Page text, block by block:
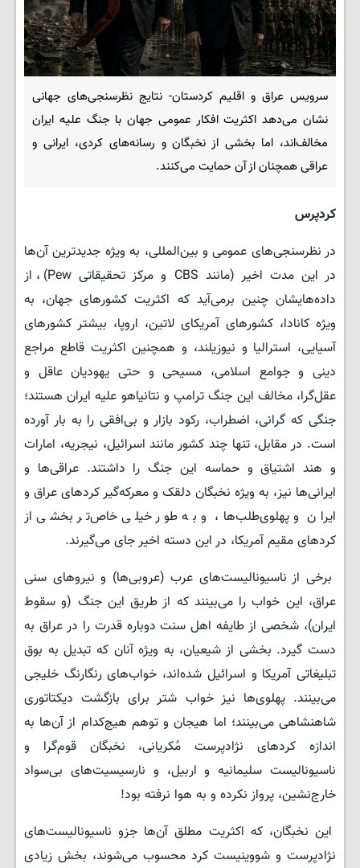
سرویس عراق و اقلیم کردستان- نتایج نظرسنجی‌های جهانی
نشان می‌دهد اکثریت افکار عمومی جهان با جنگ علیه ایران
مخالف‌اند، اما بخشی از نخبگان و رسانه‌های کردی، ایرانی و
عراقی همچنان از آن حمایت می‌کنند.
کردپرس
در نظرسنجی‌های عمومی و بین‌المللی، به ویژه جدیدترین آن‌ها
در این مدت اخیر (مانند CBS و مرکز تحقیقاتی Pew)، از
داده‌هایشان چنین برمی‌آید که اکثریت کشورهای جهان، به
ویژه کانادا، کشورهای آمریکای لاتین، اروپا، بیشتر کشورهای
آسیایی، استرالیا و نیوزیلند، و همچنین اکثریت قاطع مراجع
دینی و جوامع اسلامی، مسیحی و حتی یهودیان عاقل و
عقل‌گرا، مخالف این جنگ ترامپ و نتانیاهو علیه ایران هستند؛
جنگی که گرانی، اضطراب، رکود بازار و بی‌افقی را به بار آورده
است. در مقابل، تنها چند کشور مانند اسرائیل، نیجریه، امارات
و هند اشتیاق و حماسه این جنگ را داشتند. عراقی‌ها و
ایرانی‌ها نیز، به ویژه نخبگان دلقک و معرکه‌گیر کردهای عراق و
ایران و پهلوی‌طلب‌ها، و به طور خیلی خاص‌تر بخشی از
کردهای مقیم آمریکا، در این دسته اخیر جای می‌گیرند.
برخی از ناسیونالیست‌های عرب (عروبی‌ها) و نیروهای سنی
عراق، این خواب را می‌بینند که از طریق این جنگ (و سقوط
ایران)، شخصی از طایفه اهل سنت دوباره قدرت را در عراق به
دست گیرد. بخشی از شیعیان، به ویژه آنان که تبدیل به بوق
تبلیغاتی آمریکا و اسرائیل شده‌اند، خواب‌های رنگارنگ خلیجی
می‌بینند. پهلوی‌ها نیز خواب شتر برای بازگشت دیکتاتوری
شاهنشاهی می‌بینند؛ اما هیجان و توهم هیچ‌کدام از آن‌ها به
اندازه کردهای نژادپرست مُکریانی، نخبگان قوم‌گرا و
ناسیونالیست سلیمانیه و اربیل، و نارسیسیت‌های بی‌سواد
خارج‌نشین، پرواز نکرده و به هوا نرفته بود!
این نخبگان، که اکثریت مطلق آن‌ها جزو ناسیونالیست‌های
نژادپرست و شووینیست کرد محسوب می‌شوند، بخش زیادی